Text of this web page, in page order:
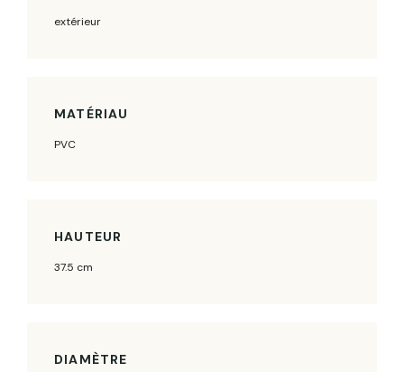
extérieur
MATÉRIAU
PVC
HAUTEUR
37.5 cm
DIAMÈTRE